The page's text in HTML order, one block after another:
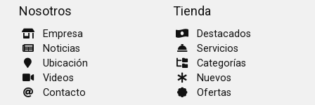
Nosotros
Empresa
Noticias
Ubicación
Videos
Contacto
Tienda
Destacados
Servicios
Categorías
Nuevos
Ofertas